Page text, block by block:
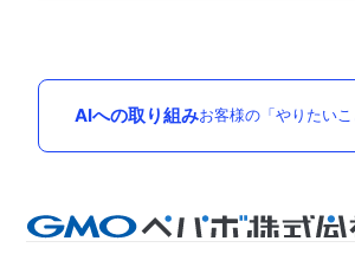
AIへの取り組みお客様の「やりたい